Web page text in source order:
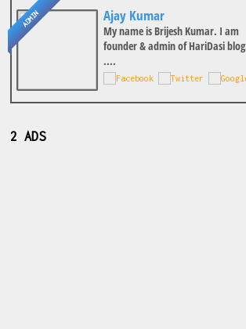
ADMIN Ajay Kumar
My name is Brijesh Kumar. I am
founder & admin of HariDasi
....
2 ADS